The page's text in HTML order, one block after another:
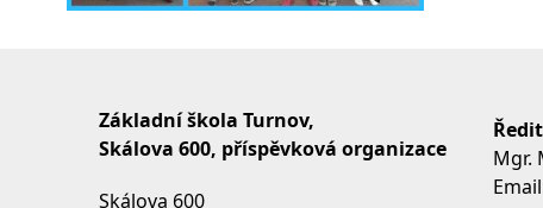
Základní škola Turnov,
Skálova 600, příspěvková organizace
Skálova 600
Mgr.